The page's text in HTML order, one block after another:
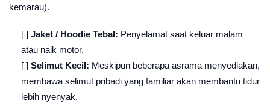
kemarau).
[ ] Jaket / Hoodie Tebal: Penyelamat saat keluar malam
atau naik motor.
[ ] Selimut Kecil: Meskipun beberapa asrama menyediakan,
membawa selimut pribadi yang familiar akan membantu tidur
lebih nyenyak.